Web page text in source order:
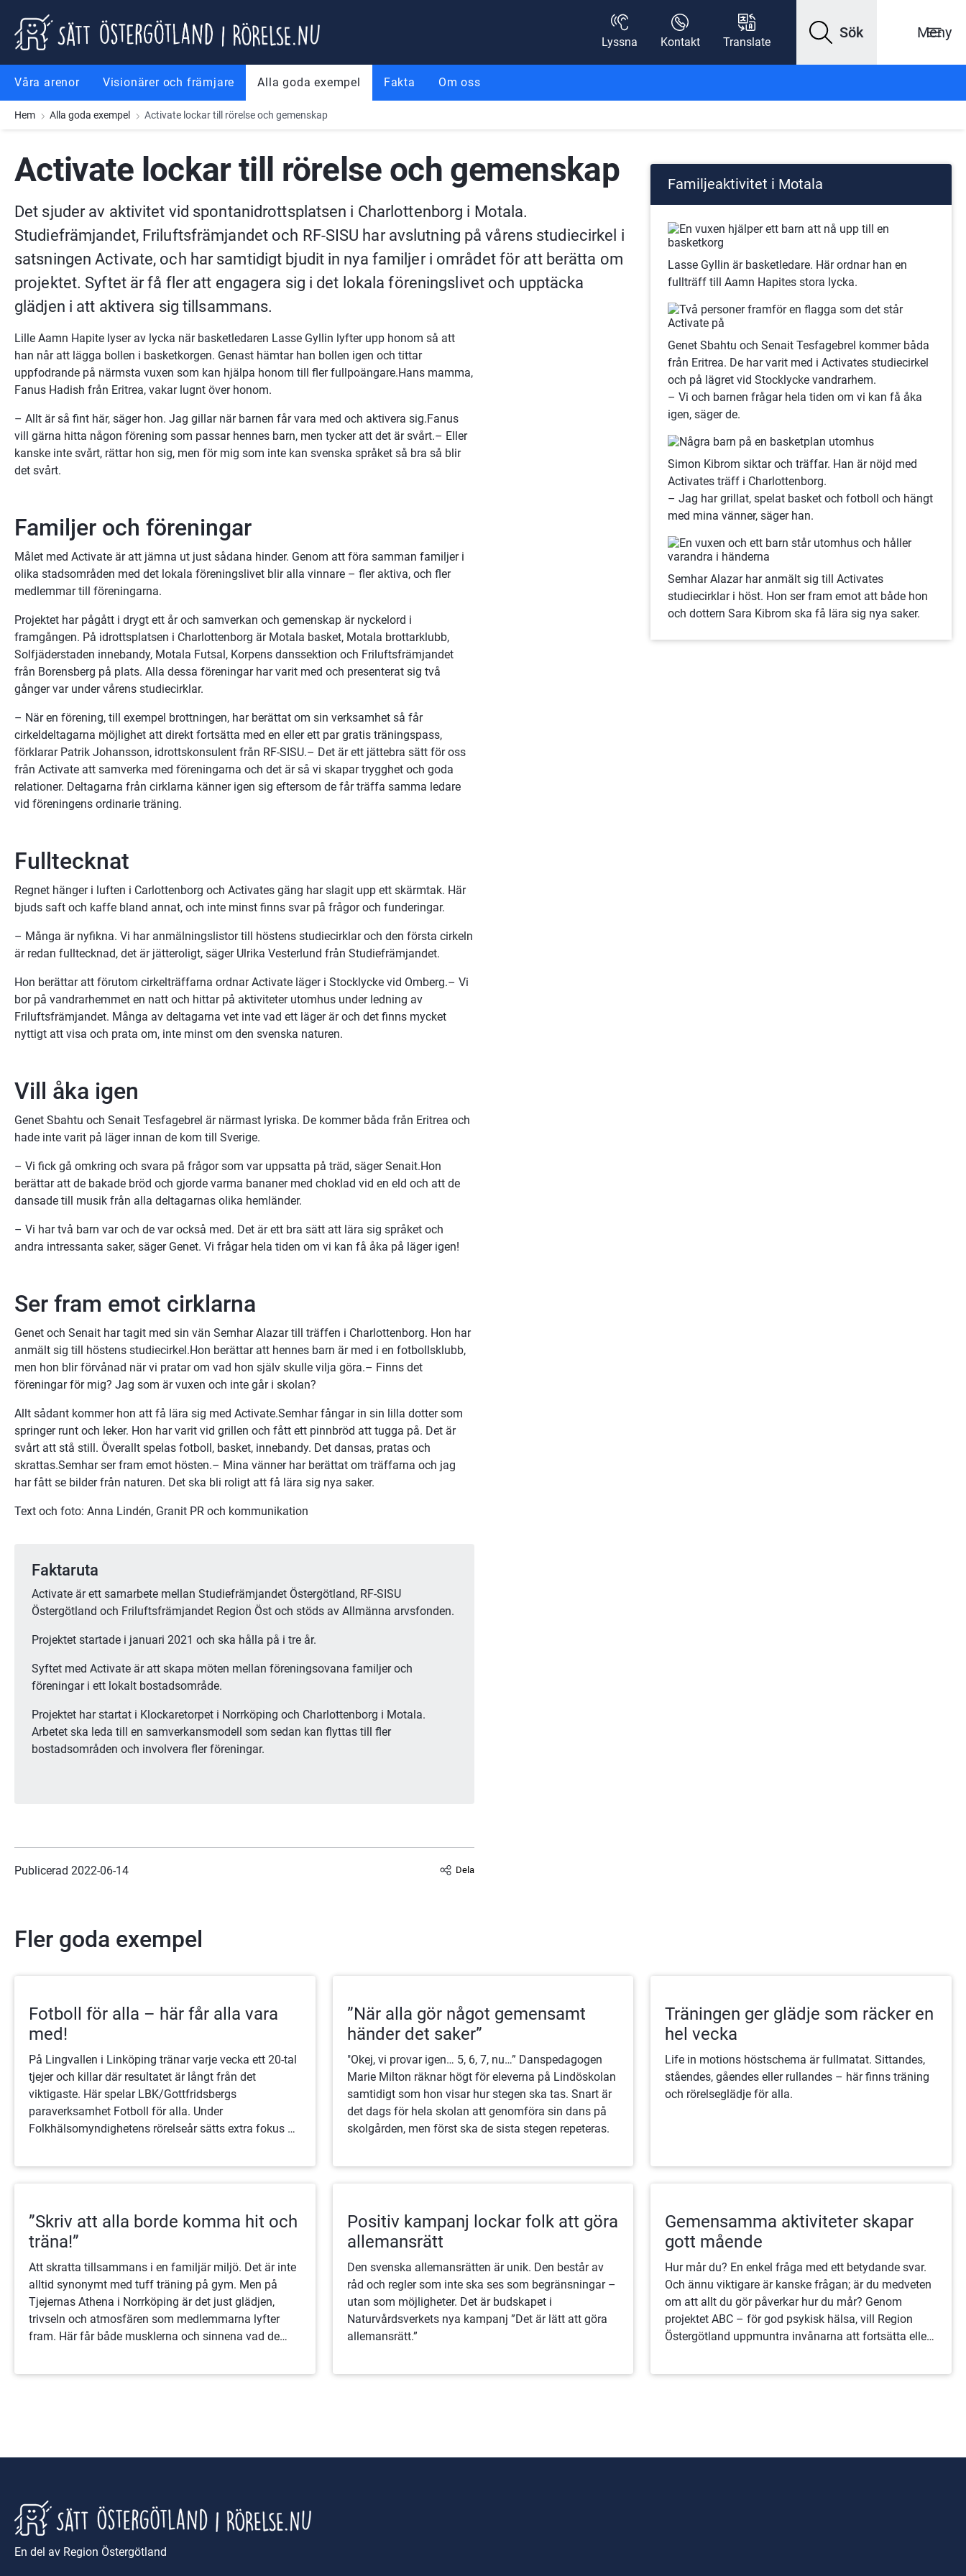
Gå till innehåll
Gå till meny
Gå till sidfot
Lyssna
Kontakt Translate
Sök Meny
Våra arenor Visionärer och främjare Alla goda exempel Fakta Om oss
Hem Alla goda exempel Activate lockar till rörelse och gemenskap
Activate lockar till rörelse och gemenskap
Det sjuder av aktivitet vid spontanidrottsplatsen i Charlottenborg i Motala.
Studiefrämjandet, Friluftsfrämjandet och RF-SISU har avslutning på vårens studiecirkel i
satsningen Activate, och har samtidigt bjudit in nya familjer i området för att berätta om
projektet. Syftet är få fler att engagera sig i det lokala föreningslivet och upptäcka
glädjen i att aktivera sig tillsammans.
Lille Aamn Hapite lyser av lycka när basketledaren Lasse Gyllin lyfter upp honom så att
han når att lägga bollen i basketkorgen. Genast hämtar han bollen igen och tittar
uppfodrande på närmsta vuxen som kan hjälpa honom till fler fullpoängare.Hans mamma,
Fanus Hadish från Eritrea, vakar lugnt över honom.
– Allt är så fint här, säger hon. Jag gillar när barnen får vara med och aktivera sig.Fanus
vill gärna hitta någon förening som passar hennes barn, men tycker att det är svårt.– Eller
kanske inte svårt, rättar hon sig, men för mig som inte kan svenska språket så bra så blir
det svårt.
Familjer och föreningar
Målet med Activate är att jämna ut just sådana hinder. Genom att föra samman familjer i
olika stadsområden med det lokala föreningslivet blir alla vinnare – fler aktiva, och fler
medlemmar till föreningarna.
Projektet har pågått i drygt ett år och samverkan och gemenskap är nyckelord i
framgången. På idrottsplatsen i Charlottenborg är Motala basket, Motala brottarklubb,
Solfjäderstaden innebandy, Motala Futsal, Korpens danssektion och Friluftsfrämjandet
från Borensberg på plats. Alla dessa föreningar har varit med och presenterat sig två
gånger var under vårens studiecirklar.
– När en förening, till exempel brottningen, har berättat om sin verksamhet så får
cirkeldeltagarna möjlighet att direkt fortsätta med en eller ett par gratis träningspass,
förklarar Patrik Johansson, idrottskonsulent från RF-SISU.– Det är ett jättebra sätt för oss
från Activate att samverka med föreningarna och det är så vi skapar trygghet och goda
relationer. Deltagarna från cirklarna känner igen sig eftersom de får träffa samma ledare
vid föreningens ordinarie träning.
Fulltecknat
Regnet hänger i luften i Carlottenborg och Activates gäng har slagit upp ett skärmtak. Här
bjuds saft och kaffe bland annat, och inte minst finns svar på frågor och funderingar.
– Många är nyfikna. Vi har anmälningslistor till höstens studiecirklar och den första cirkeln
är redan fulltecknad, det är jätteroligt, säger Ulrika Vesterlund från Studiefrämjandet.
Hon berättar att förutom cirkelträffarna ordnar Activate läger i Stocklycke vid Omberg.– Vi
bor på vandrarhemmet en natt och hittar på aktiviteter utomhus under ledning av
Friluftsfrämjandet. Många av deltagarna vet inte vad ett läger är och det finns mycket
nyttigt att visa och prata om, inte minst om den svenska naturen.
Vill åka igen
Genet Sbahtu och Senait Tesfagebrel är närmast lyriska. De kommer båda från Eritrea och
hade inte varit på läger innan de kom till Sverige.
– Vi fick gå omkring och svara på frågor som var uppsatta på träd, säger Senait.Hon
berättar att de bakade bröd och gjorde varma bananer med choklad vid en eld och att de
dansade till musik från alla deltagarnas olika hemländer.
– Vi har två barn var och de var också med. Det är ett bra sätt att lära sig språket och
andra intressanta saker, säger Genet. Vi frågar hela tiden om vi kan få åka på läger igen!
Ser fram emot cirklarna
Genet och Senait har tagit med sin vän Semhar Alazar till träffen i Charlottenborg. Hon har
anmält sig till höstens studiecirkel.Hon berättar att hennes barn är med i en fotbollsklubb,
men hon blir förvånad när vi pratar om vad hon själv skulle vilja göra.– Finns det
föreningar för mig? Jag som är vuxen och inte går i skolan?
Allt sådant kommer hon att få lära sig med Activate.Semhar fångar in sin lilla dotter som
springer runt och leker. Hon har varit vid grillen och fått ett pinnbröd att tugga på. Det är
svårt att stå still. Överallt spelas fotboll, basket, innebandy. Det dansas, pratas och
skrattas.Semhar ser fram emot hösten.– Mina vänner har berättat om träffarna och jag
har fått se bilder från naturen. Det ska bli roligt att få lära sig nya saker.
Text och foto: Anna Lindén, Granit PR och kommunikation
Faktaruta
Activate är ett samarbete mellan Studiefrämjandet Östergötland, RF-SISU
Östergötland och Friluftsfrämjandet Region Öst och stöds av Allmänna arvsfonden.
Projektet startade i januari 2021 och ska hålla på i tre år.
Syftet med Activate är att skapa möten mellan föreningsovana familjer och
föreningar i ett lokalt bostadsområde.
Projektet har startat i Klockaretorpet i Norrköping och Charlottenborg i Motala.
Arbetet ska leda till en samverkansmodell som sedan kan flyttas till fler
bostadsområden och involvera fler föreningar.
Publicerad 2022-06-14 Dela
Familjeaktivitet i Motala
Lasse Gyllin är basketledare. Här ordnar han en
fullträff till Aamn Hapites stora lycka.
Genet Sbahtu och Senait Tesfagebrel kommer båda
från Eritrea. De har varit med i Activates studiecirkel
och på lägret vid Stocklycke vandrarhem.
– Vi och barnen frågar hela tiden om vi kan få åka
igen, säger de.
Simon Kibrom siktar och träffar. Han är nöjd med
Activates träff i Charlottenborg.
– Jag har grillat, spelat basket och fotboll och hängt
med mina vänner, säger han.
Semhar Alazar har anmält sig till Activates
studiecirklar i höst. Hon ser fram emot att både hon
och dottern Sara Kibrom ska få lära sig nya saker.
Fler goda exempel
Fotboll för alla – här får alla vara
med!
På Lingvallen i Linköping tränar varje vecka ett 20-tal
tjejer och killar där resultatet är långt från det
viktigaste. Här spelar LBK/Gottfridsbergs
paraverksamhet Fotboll för alla. Under
Folkhälsomyndighetens rörelseår sätts extra fokus på
funnits länge.
”När alla gör något gemensamt
händer det saker”
"Okej, vi provar igen… 5, 6, 7, nu…” Danspedagogen
Marie Milton räknar högt för eleverna på Lindöskolan
samtidigt som hon visar hur stegen ska tas. Snart är
det dags för hela skolan att genomföra sin dans på
skolgården, men först ska de sista stegen repeteras.
Träningen ger glädje som räcker en
hel vecka
Life in motions höstschema är fullmatat. Sittandes,
ståendes, gåendes eller rullandes – här finns träning
och rörelseglädje för alla.
”Skriv att alla borde komma hit och
träna!”
Att skratta tillsammans i en familjär miljö. Det är inte
alltid synonymt med tuff träning på gym. Men på
Tjejernas Athena i Norrköping är det just glädjen,
trivseln och atmosfären som medlemmarna lyfter
fram. Här får både musklerna och sinnena vad de
Positiv kampanj lockar folk att göra
allemansrätt
Den svenska allemansrätten är unik. Den består av
råd och regler som inte ska ses som begränsningar –
utan som möjligheter. Det är budskapet i
Naturvårdsverkets nya kampanj ”Det är lätt att göra
allemansrätt.”
Gemensamma aktiviteter skapar
gott mående
Hur mår du? En enkel fråga med ett betydande svar.
Och ännu viktigare är kanske frågan; är du medveten
om att allt du gör påverkar hur du mår? Genom
projektet ABC – för god psykisk hälsa, vill Region
Östergötland uppmuntra invånarna att fortsätta eller
En del av Region Östergötland